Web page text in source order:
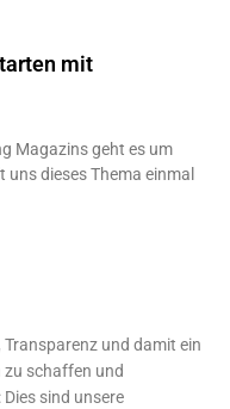
mit
Magazins geht es um
dieses Thema einmal
und damit ein
schaffen und
sind unsere